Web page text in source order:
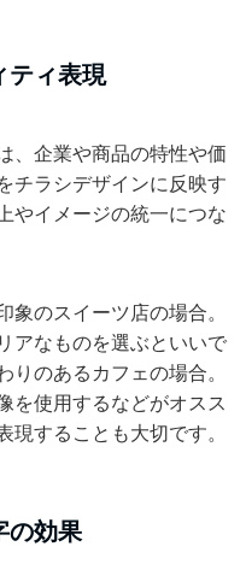
ティ表現
、企業や商品の特性や価
チラシデザインに反映す
やイメージの統一につな
のスイーツ店の場合。
アなものを選ぶといいで
りのあるカフェの場合。
を使用するなどがオスス
することも大切です。
の効果